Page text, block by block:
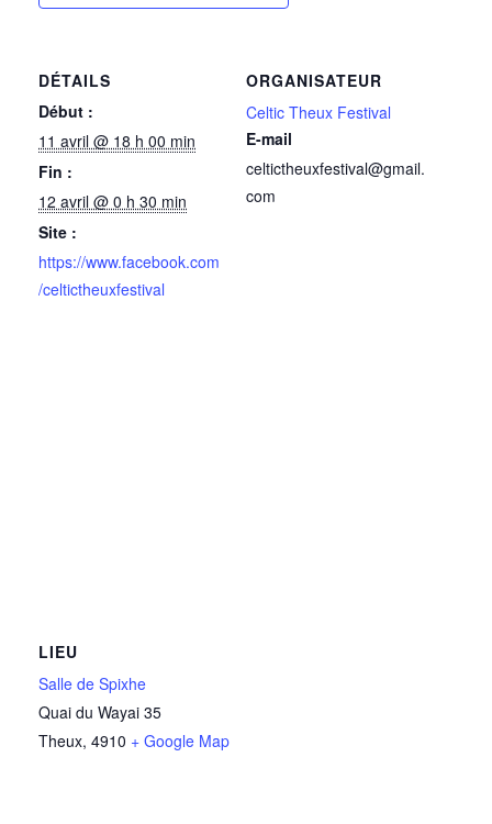
DÉTAILS
Début :
11 avril @ 18 h 00 min
Fin :
12 avril @ 0 h 30 min
Site :
https://www.facebook.com
/celtictheuxfestival
ORGANISATEUR
Celtic Theux Festival
E-mail
celtictheuxfestival@gmail.
com
LIEU
Salle de Spixhe
Quai du Wayai 35
Theux, 4910 + Google Map